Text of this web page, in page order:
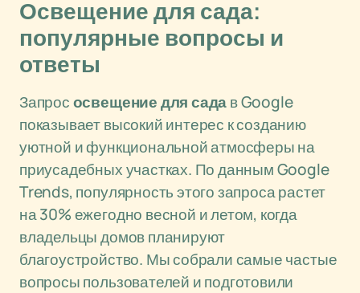
Освещение для сада:
популярные вопросы и
ответы
Запрососвещение для садав Google
показывает высокий интерес к созданию
уютной и функциональной атмосферы на
приусадебных участках. По данным Google
Trends, популярность этого запроса растет
на 30% ежегодно весной и летом, когда
владельцы домов планируют
благоустройство. Мы собрали самые частые
вопросы пользователей и подготовили